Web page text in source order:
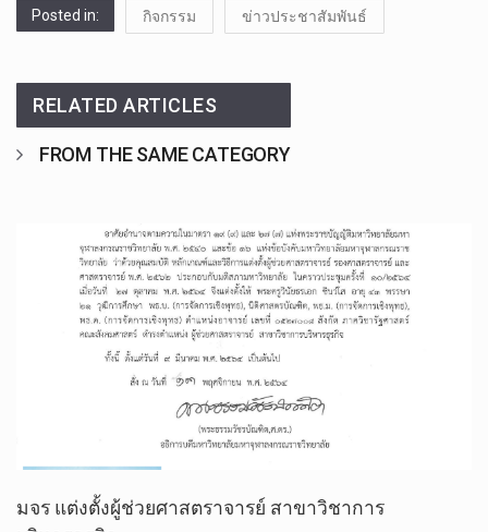
Posted in: กิจกรรม ข่าวประชาสัมพันธ์
RELATED ARTICLES
FROM THE SAME CATEGORY
มจร แต่งตั้ง​ผู้​ช่วย​ศาสตรา​จารย์ สาขาวิชา​การ